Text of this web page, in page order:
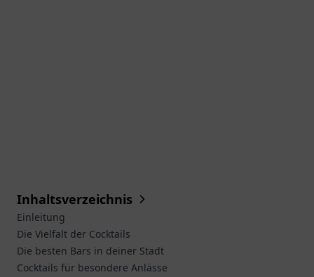
Inhaltsverzeichnis
Einleitung
Die Vielfalt der Cocktails
Die besten Bars in deiner Stadt
Cocktails für besondere Anlässe